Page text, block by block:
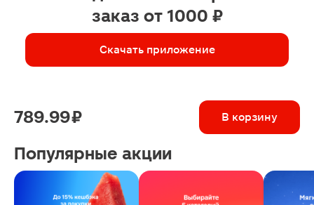
заказ от 1000 ₽
Скачать приложение
789.99 ₽ В корзину
Популярные акции